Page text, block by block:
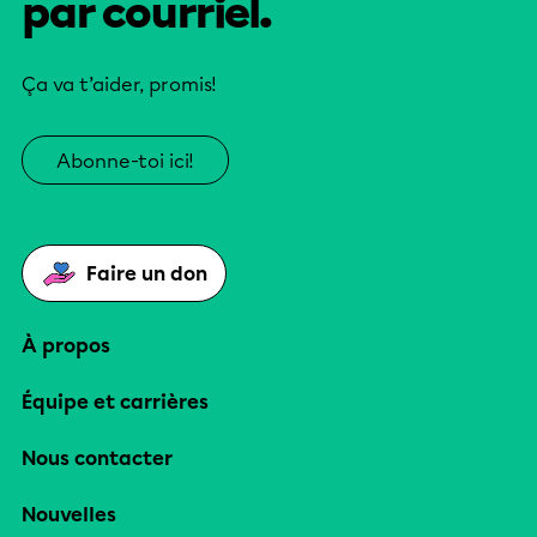
par courriel.
Ça va t’aider, promis!
Abonne-toi ici!
Faire un don
À propos
Équipe et carrières
Nous contacter
Nouvelles